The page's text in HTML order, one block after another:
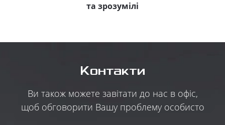
та зрозумілі
Контакти
Ви також можете завітати до нас в офіс,
щоб обговорити Вашу проблему особисто